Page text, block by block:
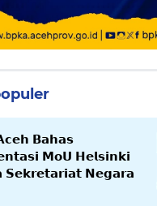
𝗕𝗮𝗵𝗮𝘀
𝗠𝗼𝗨 𝗛𝗲𝗹𝘀𝗶𝗻𝗸𝗶
𝗡𝗲𝗴𝗮𝗿𝗮